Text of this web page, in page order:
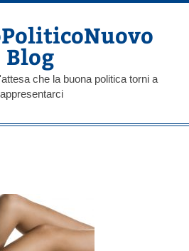
Blog
che la buona politica torni a